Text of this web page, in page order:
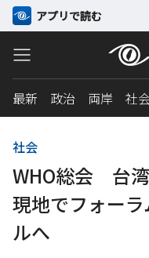
アプリで読む
最新 政治 両岸 社
社会
WHO総会 台
現地でフォー
ルへ